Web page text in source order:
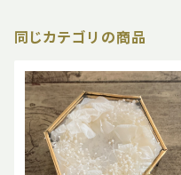
同じカテゴリの商品